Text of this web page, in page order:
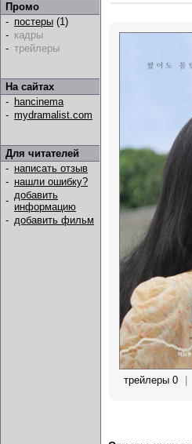
Промо
- постеры (1)
- кадры
- трейлеры
На сайтах
- hancinema
- mydramalist.com
Для читателей
- написать отзыв
- нашли ошибку?
- добавить
информацию
- добавить фильм
трейлеры 0